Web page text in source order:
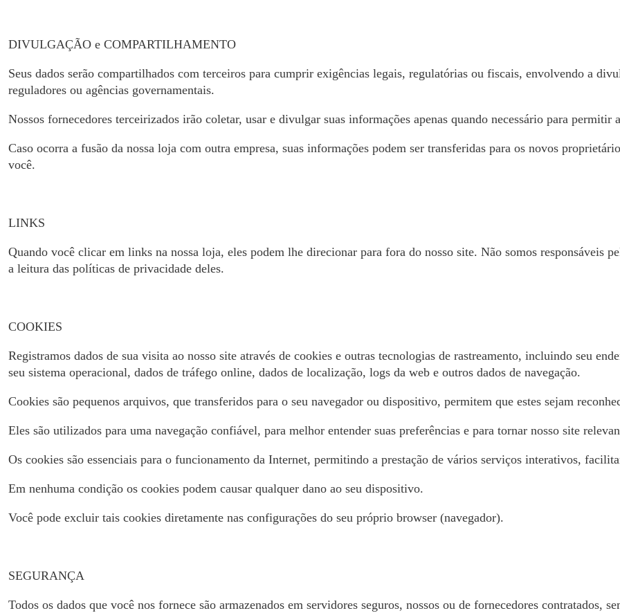
DIVULGAÇÃO e COMPARTILHAMENTO
Seus dados serão compartilhados com terceiros para cumprir exigências legais, regulatórias ou fiscais, envolvendo a
reguladores ou agências governamentais.
Nossos fornecedores terceirizados irão coletar, usar e divulgar suas informações apenas quando necessário para permitir
Caso ocorra a fusão da nossa loja com outra empresa, suas informações podem ser transferidas para os novos
você.
LINKS
Quando você clicar em links na nossa loja, eles podem lhe direcionar para fora do nosso site. Não somos responsáveis
a leitura das políticas de privacidade deles.
COOKIES
Registramos dados de sua visita ao nosso site através de cookies e outras tecnologias de rastreamento, incluindo seu
seu sistema operacional, dados de tráfego online, dados de localização, logs da web e outros dados de navegação.
Cookies são pequenos arquivos, que transferidos para o seu navegador ou dispositivo, permitem que estes sejam
Eles são utilizados para uma navegação confiável, para melhor entender suas preferências e para tornar nosso site
Os cookies são essenciais para o funcionamento da Internet, permitindo a prestação de vários serviços interativos,
Em nenhuma condição os cookies podem causar qualquer dano ao seu dispositivo.
Você pode excluir tais cookies diretamente nas configurações do seu próprio browser (navegador).
SEGURANÇA
Todos os dados que você nos fornece são armazenados em servidores seguros, nossos ou de fornecedores contratados,